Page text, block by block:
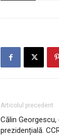
Articolul precedent
Călin
prezidențială.